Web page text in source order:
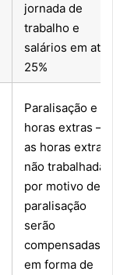
jornada de
trabalho e
salários em até
25%
Paralisação e
horas extras –
as horas extras
não trabalhadas
por motivo de
paralisação
serão
compensadas
em forma de